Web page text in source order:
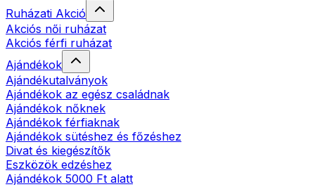
Ruházati Akció
Akciós női ruházat
Akciós férfi ruházat
Ajándékok
Ajándékutalványok
Ajándékok az egész családnak
Ajándékok nőknek
Ajándékok férfiaknak
Ajándékok sütéshez és főzéshez
Divat és kiegészítők
Eszközök edzéshez
Ajándékok 5000 Ft alatt